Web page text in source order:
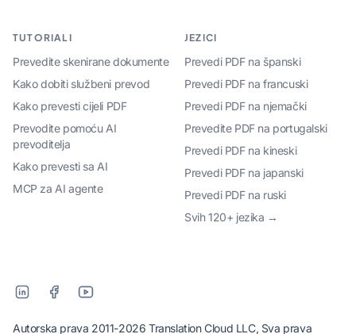
TUTORIALI
Prevedite skenirane dokumente
Kako dobiti službeni prevod
Kako prevesti cijeli PDF
Prevodite pomoću AI
prevoditelja
Kako prevesti sa AI
MCP za AI agente
JEZICI
Prevedi PDF na španski
Prevedi PDF na francuski
Prevedi PDF na njemački
Prevedite PDF na portugalski
Prevedi PDF na kineski
Prevedi PDF na japanski
Prevedi PDF na ruski
Svih 120+ jezika →
Autorska prava 2011-2026 Translation Cloud LLC, Sva prava